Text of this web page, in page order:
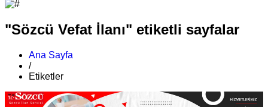
"Sözcü Vefat İlanı" etiketli sayfalar
Ana Sayfa
/
Etiketler